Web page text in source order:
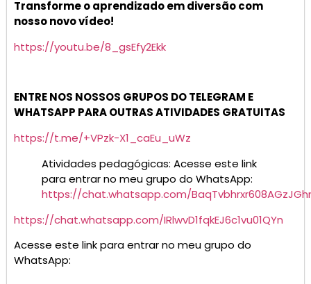
Transforme o aprendizado em diversão com
nosso novo vídeo!
https://youtu.be/8_gsEfy2Ekk
ENTRE NOS NOSSOS GRUPOS DO TELEGRAM E
WHATSAPP PARA OUTRAS ATIVIDADES GRATUITAS
https://t.me/+VPzk-X1_caEu_uWz
Atividades pedagógicas: Acesse este link
para entrar no meu grupo do WhatsApp:
https://chat.whatsapp.com/
https://chat.whatsapp.com/IRlwvD1fqkEJ6c1vu01QYn
Acesse este link para entrar no meu grupo do
WhatsApp: